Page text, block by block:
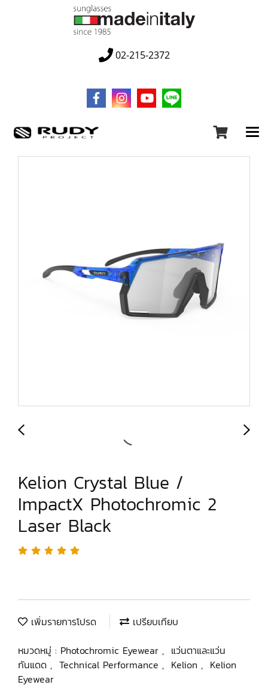
02-215-2372
Kelion Crystal Blue /
ImpactX Photochromic 2
Laser Black
เพิ่มรายการโปรด
เปรียบเทียบ
หมวดหมู่ : Photochromic Eyewear , แว่นตาและแว่น
กันแดด , Technical Performance , Kelion , Kelion
Eyewear